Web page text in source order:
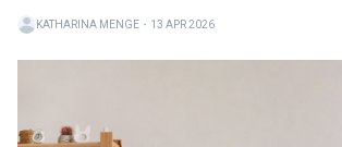
KATHARINA MENGE ・ 13 APR 2026